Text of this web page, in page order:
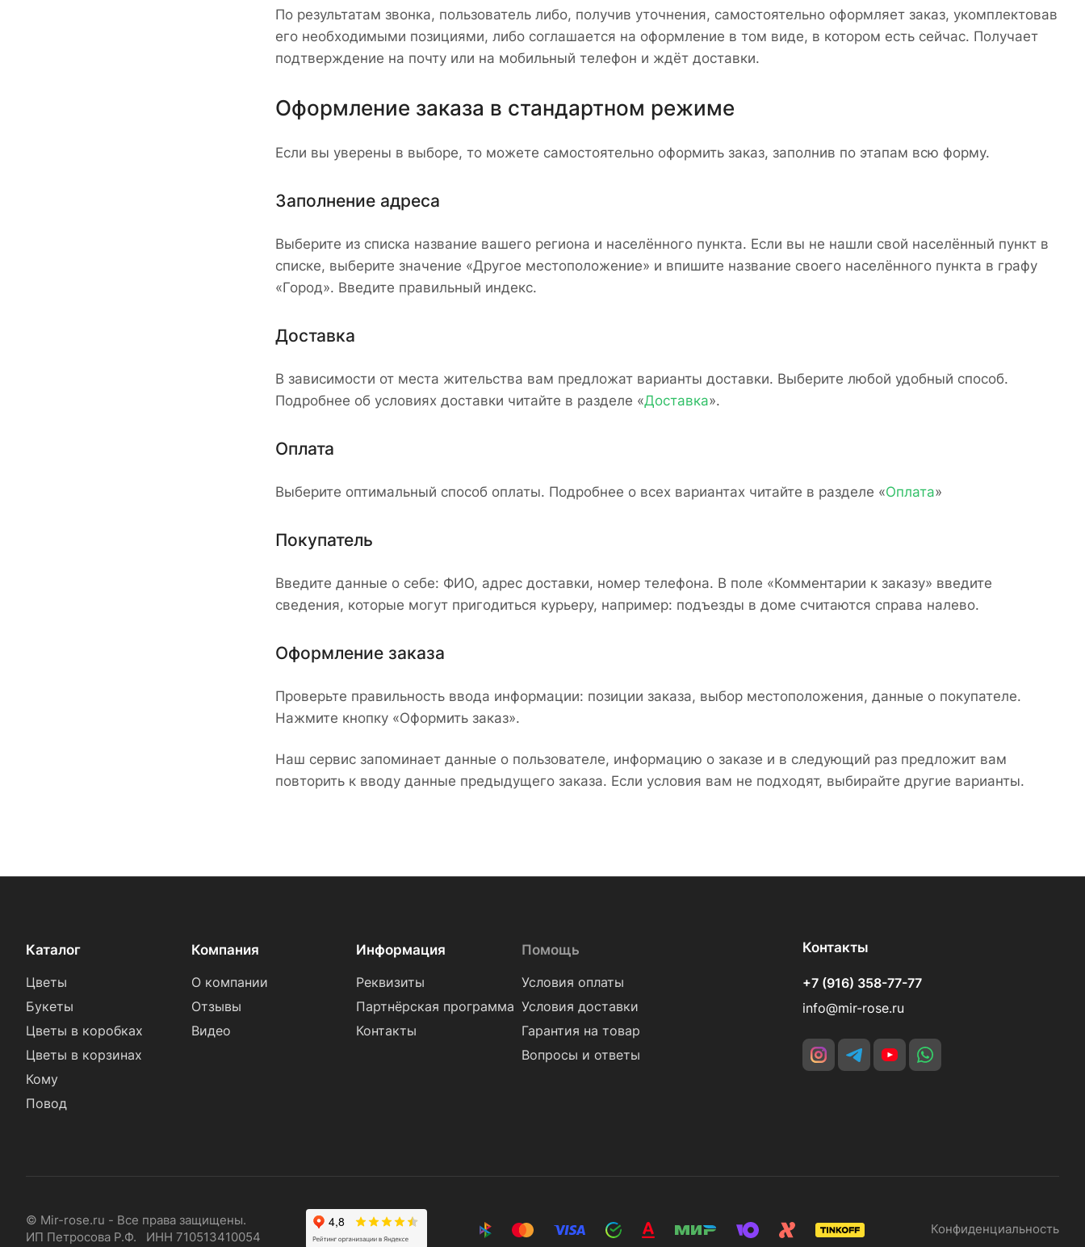
По результатам звонка, пользователь либо, получив уточнения, самостоятельно оформляет заказ, укомплектовав
его необходимыми позициями, либо соглашается на оформление в том виде, в котором есть сейчас. Получает
подтверждение на почту или на мобильный телефон и ждёт доставки.
Оформление заказа в стандартном режиме
Если вы уверены в выборе, то можете самостоятельно оформить заказ, заполнив по этапам всю форму.
Заполнение адреса
Выберите из списка название вашего региона и населённого пункта. Если вы не нашли свой населённый пункт в
списке, выберите значение «Другое местоположение» и впишите название своего населённого пункта в графу
«Город». Введите правильный индекс.
Доставка
В зависимости от места жительства вам предложат варианты доставки. Выберите любой удобный способ.
Подробнее об условиях доставки читайте в разделе «Доставка».
Оплата
Выберите оптимальный способ оплаты. Подробнее о всех вариантах читайте в разделе «Оплата»
Покупатель
Введите данные о себе: ФИО, адрес доставки, номер телефона. В поле «Комментарии к заказу» введите
сведения, которые могут пригодиться курьеру, например: подъезды в доме считаются справа налево.
Оформление заказа
Проверьте правильность ввода информации: позиции заказа, выбор местоположения, данные о покупателе.
Нажмите кнопку «Оформить заказ».
Наш сервис запоминает данные о пользователе, информацию о заказе и в следующий раз предложит вам
повторить к вводу данные предыдущего заказа. Если условия вам не подходят, выбирайте другие варианты.
Каталог
Цветы
Букеты
Цветы в коробках
Цветы в корзинах
Кому
Повод
Компания
О компании
Отзывы
Видео
Информация
Реквизиты
Партнёрская программа
Контакты
Помощь
Условия оплаты
Условия доставки
Гарантия на товар
Вопросы и ответы
Контакты
+7 (916) 358-77-77
info@mir-rose.ru
© Mir-rose.ru - Все права защищены.
ИП Петросова Р.Ф. ИНН 710513410054
Конфиденциальность